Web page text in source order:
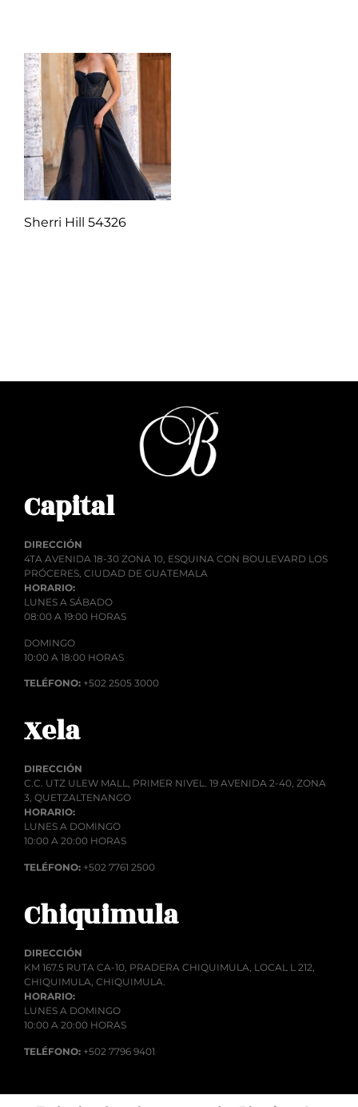
Sherri Hill 54326
Capital
DIRECCIÓN
4TA AVENIDA 18-30 ZONA 10, ESQUINA CON BOULEVARD LOS
PRÓCERES, CIUDAD DE GUATEMALA
HORARIO:
LUNES A SÁBADO
08:00 A 19:00 HORAS
DOMINGO
10:00 A 18:00 HORAS
TELÉFONO: +502 2505 3000
Xela
DIRECCIÓN
C.C. UTZ ULEW MALL, PRIMER NIVEL. 19 AVENIDA 2-40, ZONA
3, QUETZALTENANGO
HORARIO:
LUNES A DOMINGO
10:00 A 20:00 HORAS
TELÉFONO: +502 7761 2500
Chiquimula
DIRECCIÓN
KM 167.5 RUTA CA-10, PRADERA CHIQUIMULA, LOCAL L 212,
CHIQUIMULA, CHIQUIMULA.
HORARIO:
LUNES A DOMINGO
10:00 A 20:00 HORAS
TELÉFONO: +502 7796 9401